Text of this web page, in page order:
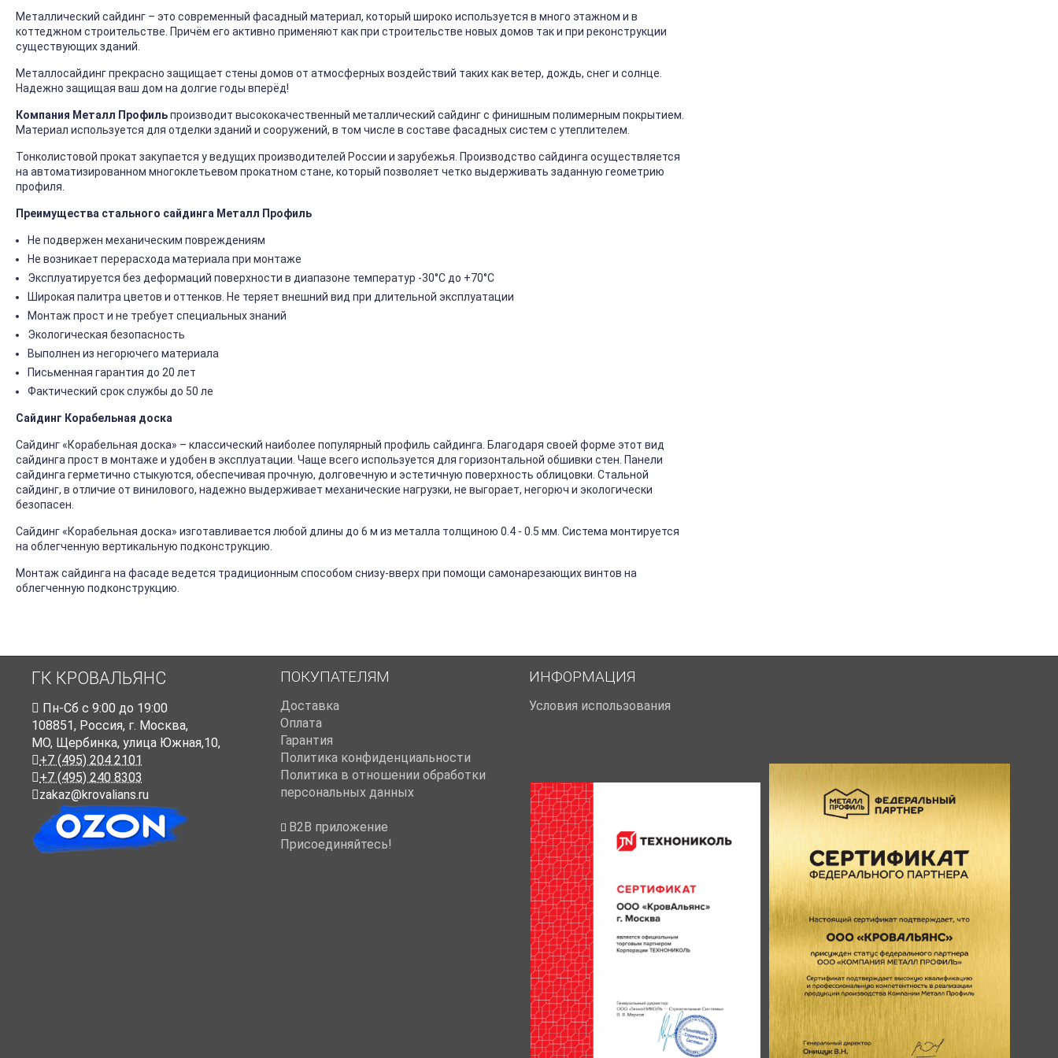
Металлический сайдинг – это современный фасадный материал, который широко используется в много этажном и в
коттеджном строительстве. Причём его активно применяют как при строительстве новых домов так и при реконструкции
существующих зданий.
Металлосайдинг прекрасно защищает стены домов от атмосферных воздействий таких как ветер, дождь, снег и солнце.
Надежно защищая ваш дом на долгие годы вперёд!
Компания Металл Профильпроизводит высококачественный металлический сайдинг с финишным полимерным покрытием.
Материал используется для отделки зданий и сооружений, в том числе в составе фасадных систем с утеплителем.
Тонколистовой прокат закупается у ведущих производителей России и зарубежья. Производство сайдинга осуществляется
на автоматизированном многоклетьевом прокатном стане, который позволяет четко выдерживать заданную геометрию
профиля.
Преимущества стального сайдинга Металл Профиль
Не подвержен механическим повреждениям
Не возникает перерасхода материала при монтаже
Эксплуатируется без деформаций поверхности в диапазоне температур -30°C до +70°C
Широкая палитра цветов и оттенков. Не теряет внешний вид при длительной эксплуатации
Монтаж прост и не требует специальных знаний
Экологическая безопасность
Выполнен из негорючего материала
Письменная гарантия до 20 лет
Фактический срок службы до 50 ле
Сайдинг Корабельная доска
Сайдинг «Корабельная доска» – классический наиболее популярный профиль сайдинга. Благодаря своей форме этот вид
сайдинга прост в монтаже и удобен в эксплуатации. Чаще всего используется для горизонтальной обшивки стен. Панели
сайдинга герметично стыкуются, обеспечивая прочную, долговечную и эстетичную поверхность облицовки. Стальной
сайдинг, в отличие от винилового, надежно выдерживает механические нагрузки, не выгорает, негорюч и экологически
безопасен.
Сайдинг «Корабельная доска» изготавливается любой длины до 6 м из металла толщиною 0.4 - 0.5 мм. Система монтируется
на облегченную вертикальную подконструкцию.
Монтаж сайдинга на фасаде ведется традиционным способом снизу-вверх при помощи самонарезающих винтов на
облегченную подконструкцию.
ГК КРОВАЛЬЯНС
Пн-Cб с 9:00 до 19:00
108851, Россия, г. Москва,
МО, Щербинка, улица Южная,10,
+7 (495) 204 2101
+7 (495) 240 8303
zakaz@krovalians.ru
ПОКУПАТЕЛЯМ
Доставка
Оплата
Гарантия
Политика конфиденциальности
Политика в отношении обработки
персональных данных
B2B приложение
Присоединяйтесь!
ИНФОРМАЦИЯ
Условия использования